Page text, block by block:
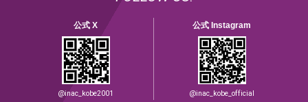
公式 X
@inac_kobe2001
公式 Instagram
@inac_kobe_official